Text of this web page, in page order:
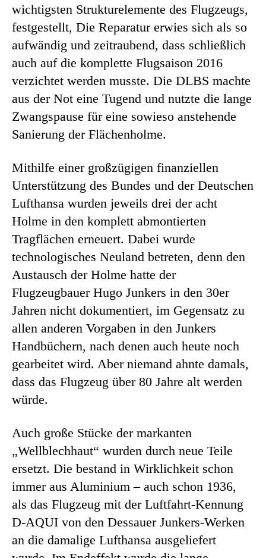
wichtigsten Strukturelemente des Flugzeugs,
festgestellt, Die Reparatur erwies sich als so
aufwändig und zeitraubend, dass schließlich
auch auf die komplette Flugsaison 2016
verzichtet werden musste. Die DLBS machte
aus der Not eine Tugend und nutzte die lange
Zwangspause für eine sowieso anstehende
Sanierung der Flächenholme.
Mithilfe einer großzügigen finanziellen
Unterstützung des Bundes und der Deutschen
Lufthansa wurden jeweils drei der acht
Holme in den komplett abmontierten
Tragflächen erneuert. Dabei wurde
technologisches Neuland betreten, denn den
Austausch der Holme hatte der
Flugzeugbauer Hugo Junkers in den 30er
Jahren nicht dokumentiert, im Gegensatz zu
allen anderen Vorgaben in den Junkers
Handbüchern, nach denen auch heute noch
gearbeitet wird. Aber niemand ahnte damals,
dass das Flugzeug über 80 Jahre alt werden
würde.
Auch große Stücke der markanten
„Wellblechhaut“ wurden durch neue Teile
ersetzt. Die bestand in Wirklichkeit schon
immer aus Aluminium – auch schon 1936,
als das Flugzeug mit der Luftfahrt-Kennung
D-AQUI von den Dessauer Junkers-Werken
an die damalige Lufthansa ausgeliefert